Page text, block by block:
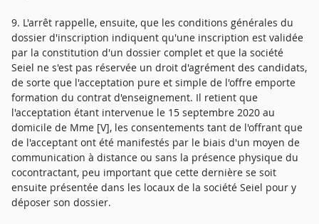
9. L'arrêt rappelle, ensuite, que les conditions générales du
dossier d'inscription indiquent qu'une inscription est validée
par la constitution d'un dossier complet et que la société
Seiel ne s'est pas réservée un droit d'agrément des candidats,
de sorte que l'acceptation pure et simple de l'offre emporte
formation du contrat d'enseignement. Il retient que
l'acceptation étant intervenue le 15 septembre 2020 au
domicile de Mme [V], les consentements tant de l'offrant que
de l'acceptant ont été manifestés par le biais d'un moyen de
communication à distance ou sans la présence physique du
cocontractant, peu important que cette dernière se soit
ensuite présentée dans les locaux de la société Seiel pour y
déposer son dossier.